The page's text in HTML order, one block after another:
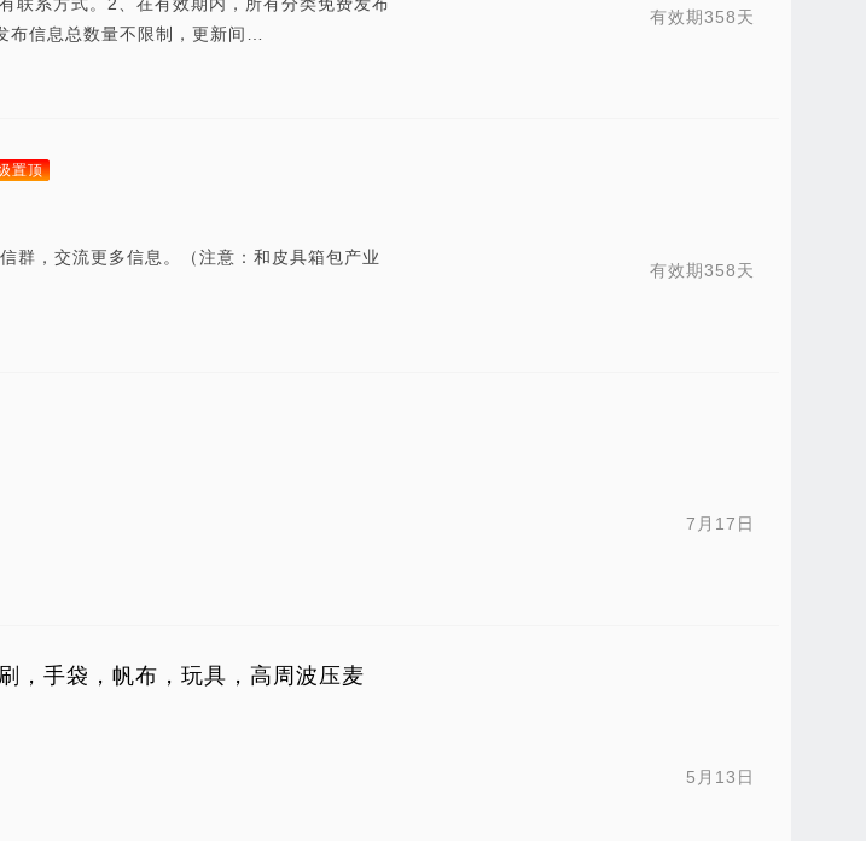
有效期358天
布信息总数量不限制，更新间…
有效期358天
置顶
群，交流更多信息。（注意：和皮具箱包产业
7月17日
5月13日
，手袋，帆布，玩具，高周波压麦